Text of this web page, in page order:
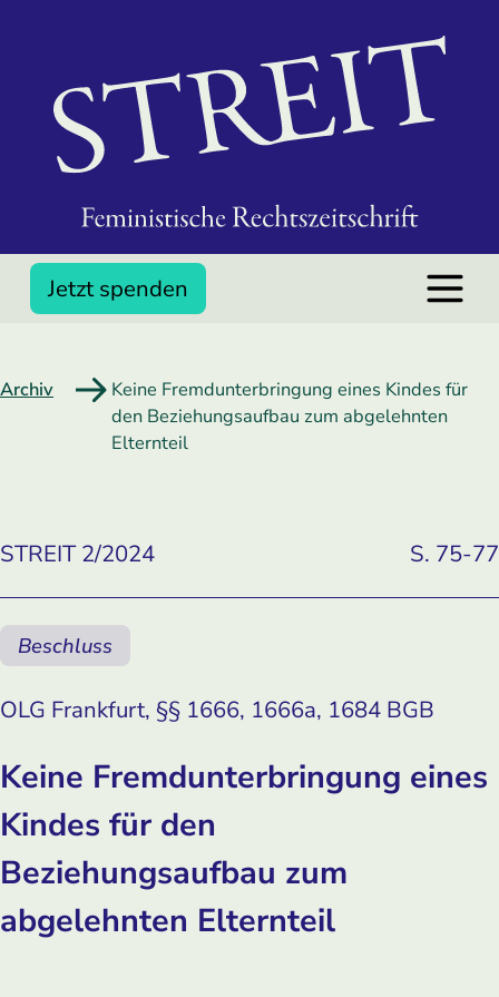
Jetzt spenden
Archiv
Keine Fremdunterbringung eines Kindes für
den Beziehungsaufbau zum abgelehnten
Elternteil
STREIT 2/2024 S. 75-77
Beschluss
OLG Frankfurt, §§ 1666, 1666a, 1684 BGB
Keine Fremdunterbringung eines
Kindes für den
Beziehungsaufbau zum
abgelehnten Elternteil